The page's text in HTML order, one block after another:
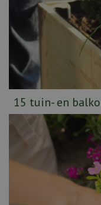
15 tuin- en